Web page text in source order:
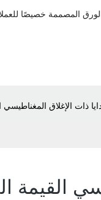
ذات الإغلاق المغناطيسي
القيمة